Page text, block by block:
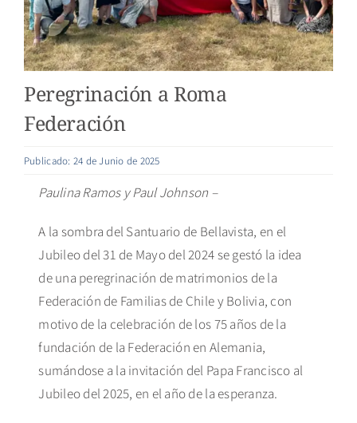
Peregrinación a Roma
Federación
Publicado: 24 de Junio de 2025
Paulina Ramos y Paul Johnson –
A la sombra del Santuario de Bellavista, en el
Jubileo del 31 de Mayo del 2024 se gestó la idea
de una peregrinación de matrimonios de la
Federación de Familias de Chile y Bolivia, con
motivo de la celebración de los 75 años de la
fundación de la Federación en Alemania,
sumándose a la invitación del Papa Francisco al
Jubileo del 2025, en el año de la esperanza.